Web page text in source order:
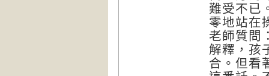
難受不已
零地站在
老師質問
解釋，孩
合。但看